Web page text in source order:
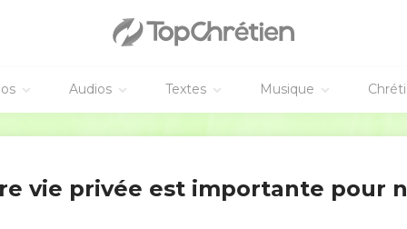
Audios Textes Musique
de ta patience envers mes ennemis ! Regarde : c’est
paroles, je les ai dévorées. Elles ont fait ma joie et mon
au cercle des moqueurs pour me réjouir avec eux. Non,
rempli d’indignation.
vie privée est importante pour